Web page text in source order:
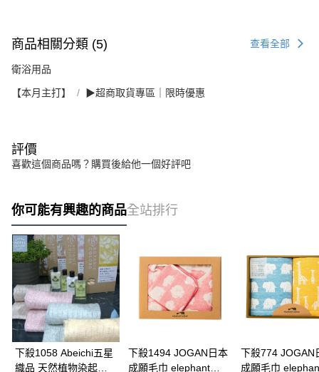
商品相關分類 (5) 查看全部
衛浴用品
【本月主打】 ▶超商取貨專區｜限時優惠
評價
喜歡這個商品嗎？購買後給他一個好評吧
你可能有興趣的商品全站排行
下殺1058 Abeichi五星
織品 天然植物染起泡
下殺1494 JOGAN日本
成願毛巾 elephant
下殺774 JOGAN
成願毛巾